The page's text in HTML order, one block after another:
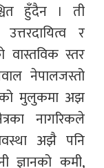
हुँदैन । ती
र
वास्तविक स्तर
नेपालजस्तो
मुलुकमा अझ
नागरिकले
अझै पनि
ज्ञानको कमी,